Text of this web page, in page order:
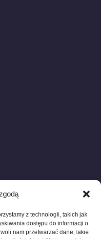
z technologii, takich jak
dostępu do informacji o
nam przetwarzać dane, takie